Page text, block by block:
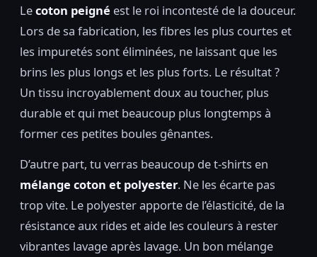
Lecoton peigné est le roi incontesté de la douceur.
Lors de sa fabrication, les fibres les plus courtes et
les impuretés sont éliminées, ne laissant que les
brins les plus longs et les plus forts. Le résultat ?
Un tissu incroyablement doux au toucher, plus
durable et qui met beaucoup plus longtemps à
former ces petites boules gênantes.
D’autre part, tu verras beaucoup de t-shirts en
mélange coton et polyester. Ne les écarte pas
trop vite. Le polyester apporte de l’élasticité, de la
résistance aux rides et aide les couleurs à rester
vibrantes lavage après lavage. Un bon mélange